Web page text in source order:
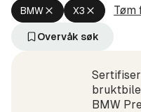
BMW Fjern
aktivt
filter
X3 Fjern
aktivt
filter
Tøm
Overvåk søk
BMW